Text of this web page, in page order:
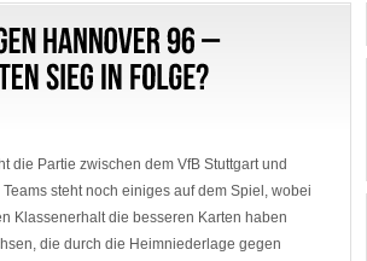
die Partie zwischen dem VfB Stuttgart und
steht noch einiges auf dem Spiel, wobei
Klassenerhalt die besseren Karten haben
die durch die Heimniederlage gegen